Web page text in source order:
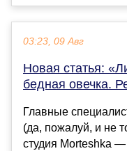
03:23, 09 Авг
Новая статья:
бедная овечка.
Главные
(да, пожалуй, и не
студия Morteshka